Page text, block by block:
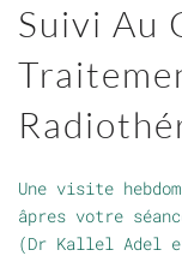
Suivi Au
Une visite
âpres votre
(Dr Kallel Adel